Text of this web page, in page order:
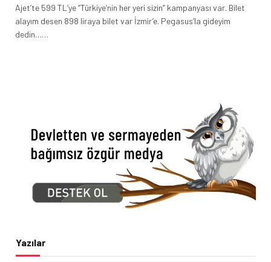
Ajet’te 599 TL’ye “Türkiye’nin her yeri sizin” kampanyası var. Bilet
alayım desen 898 liraya bilet var İzmir’e. Pegasus’la gideyim
dedin……
Yazılar